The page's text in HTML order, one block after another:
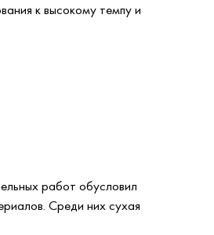
к высокому темпу и
работ обусловил
Среди них сухая